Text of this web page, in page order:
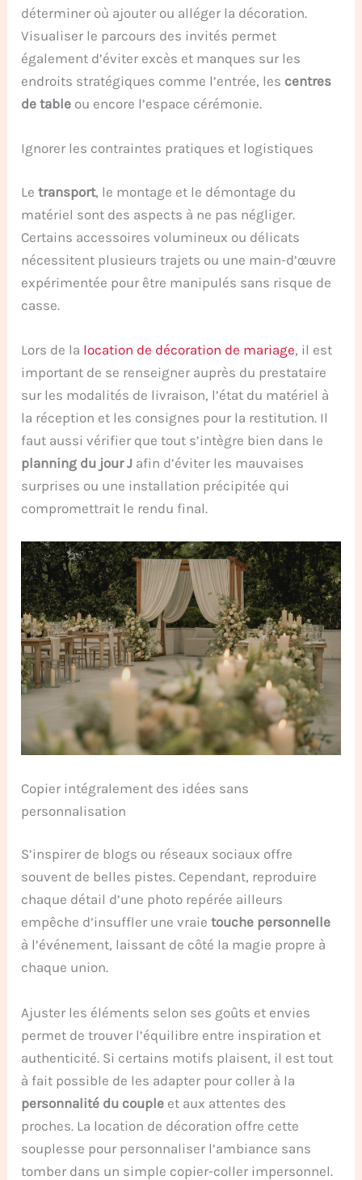
déterminer où ajouter ou alléger la décoration.
Visualiser le parcours des invités permet
également d’éviter excès et manques sur les
endroits stratégiques comme l’entrée, les centres
de table ou encore l’espace cérémonie.
Ignorer les contraintes pratiques et logistiques
Letransport, le montage et le démontage du
matériel sont des aspects à ne pas négliger.
Certains accessoires volumineux ou délicats
nécessitent plusieurs trajets ou une main-d’œuvre
expérimentée pour être manipulés sans risque de
casse.
Lors de la location de décoration de mariage, il est
important de se renseigner auprès du prestataire
sur les modalités de livraison, l’état du matériel à
la réception et les consignes pour la restitution. Il
faut aussi vérifier que tout s’intègre bien dans le
planning du jour J afin d’éviter les mauvaises
surprises ou une installation précipitée qui
compromettrait le rendu final.
Copier intégralement des idées sans
personnalisation
S’inspirer de blogs ou réseaux sociaux offre
souvent de belles pistes. Cependant, reproduire
chaque détail d’une photo repérée ailleurs
empêche d’insuffler une vraietouche personnelle
à l’événement, laissant de côté la magie propre à
chaque union.
Ajuster les éléments selon ses goûts et envies
permet de trouver l’équilibre entre inspiration et
authenticité. Si certains motifs plaisent, il est tout
à fait possible de les adapter pour coller à la
personnalité du couple et aux attentes des
proches. La location de décoration offre cette
souplesse pour personnaliser l’ambiance sans
tomber dans un simple copier-coller impersonnel.